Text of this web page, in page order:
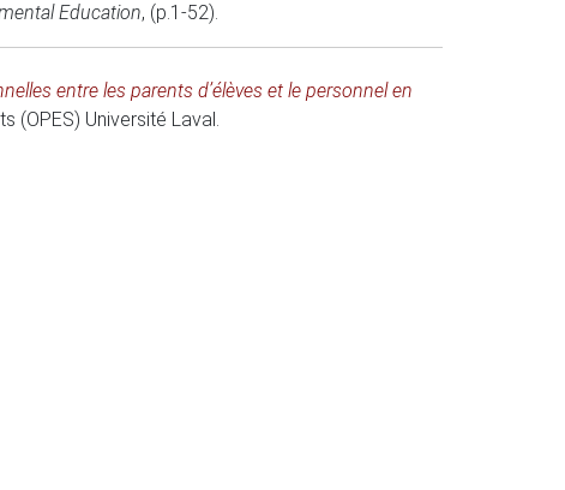
Education, (p.1-52).
entre les parents d’élèves et le personnel en
(OPES) Université Laval.